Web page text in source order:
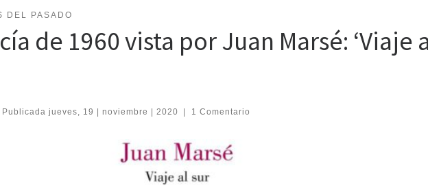
DEL PASADO
de 1960 vista por Juan Marsé: ‘Viaje
Publicada jueves, 19 | noviembre | 2020 1 Comentario